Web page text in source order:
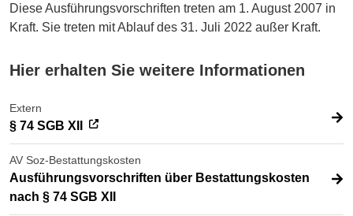
Diese Ausführungsvorschriften treten am 1. August 2007 in
Kraft. Sie treten mit Ablauf des 31. Juli 2022 außer Kraft.
Hier erhalten Sie weitere Informationen
Extern
§ 74 SGB XII
AV Soz-Bestattungskosten
Ausführungsvorschriften über Bestattungskosten
nach § 74 SGB XII